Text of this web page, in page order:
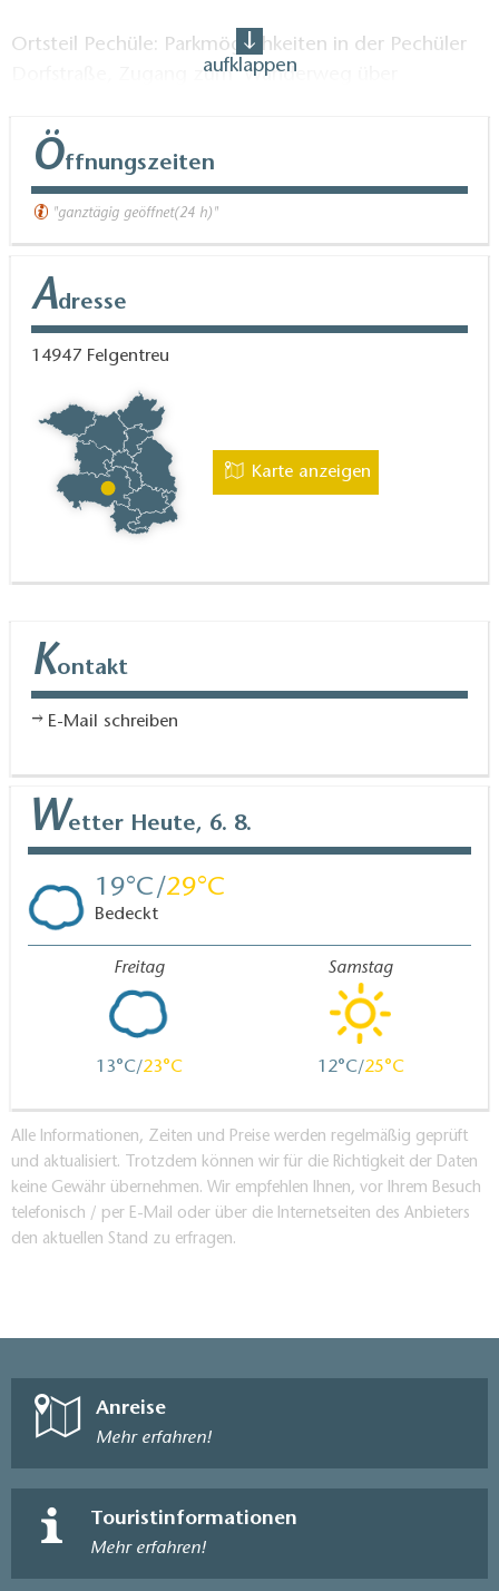
Ortsteil Pechüle: Parkmöglichkeiten in der Pechüler
Dorfstraße, Zugang zum Wanderweg über
Ortsteil Felgentreu: Parkmöglichkeiten und Zugang
zum Wanderweg an der Zinnaer Straße
aufklappen
Öffnungszeiten
"ganztägig geöffnet(24 h)"
Adresse
14947 Felgentreu
Karte anzeigen
Kontakt
E-Mail schreiben
Wetter Heute, 6. 8.
19 29
Bedeckt
Freitag
13 23
Samstag
12 25
Alle Informationen, Zeiten und Preise werden regelmäßig geprüft
und aktualisiert. Trotzdem können wir für die Richtigkeit der Daten
keine Gewähr übernehmen. Wir empfehlen Ihnen, vor Ihrem Besuch
telefonisch / per E-Mail oder über die Internetseiten des Anbieters
den aktuellen Stand zu erfragen.
Anreise
Mehr erfahren!
Touristinformationen
Mehr erfahren!